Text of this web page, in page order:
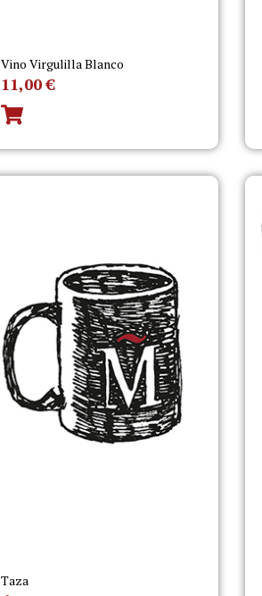
Vino Virgulilla Blanco
11,00€
Taza